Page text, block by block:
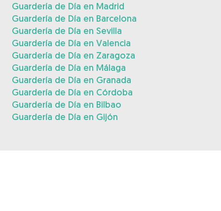
Guardería de Día en Madrid
Guardería de Día en Barcelona
Guardería de Día en Sevilla
Guardería de Día en Valencia
Guardería de Día en Zaragoza
Guardería de Día en Málaga
Guardería de Día en Granada
Guardería de Día en Córdoba
Guardería de Día en Bilbao
Guardería de Día en Gijón